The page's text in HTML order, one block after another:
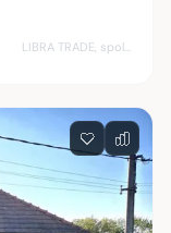
ku
LIBRA TRADE, spol.s.r.o.